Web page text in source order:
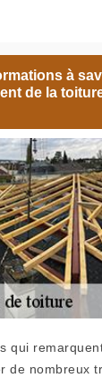
à
de la
qui
de nombreux